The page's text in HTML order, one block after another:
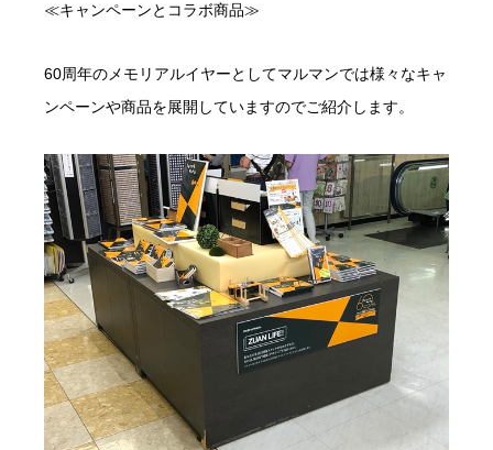
≪キャンペーンとコラボ商品≫
60周年のメモリアルイヤーとしてマルマンでは様々なキャ
ンペーンや商品を展開していますのでご紹介します。